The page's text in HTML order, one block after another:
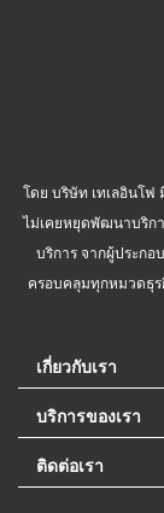
โดย บริษัท เทเลอินโฟ
ไม่เคยหยุดพัฒนาบริก
บริการ จากผู้ประก
ครอบคลุมทุกหมวดธุร
เกี่ยวกับเรา
บริการของเรา
ติดต่อเรา